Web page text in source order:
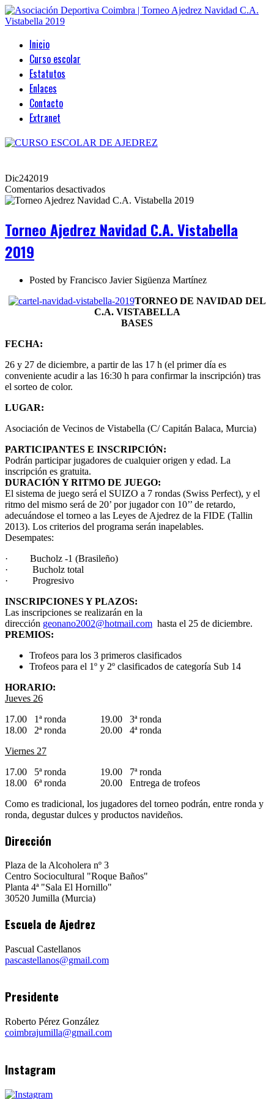
Inicio
Curso escolar
Estatutos
Enlaces
Contacto
Extranet
Dic242019
Comentarios desactivadosen
Torneo
C.A.
Torneo Ajedrez Navidad C.A. Vistabella
2019
Posted by Francisco Javier Sigüenza Martínez
TORNEO DE NAVIDAD DEL
C.A. VISTABELLA
BASES
FECHA:
26 y 27 de diciembre, a partir de las 17 h (el primer día es
conveniente acudir a las 16:30 h para confirmar la inscripción) tras
el sorteo de color.
LUGAR:
Asociación de Vecinos de Vistabella (C/ Capitán Balaca, Murcia)
PARTICIPANTES E INSCRIPCIÓN:
Podrán participar jugadores de cualquier origen y edad. La
inscripción es gratuita.
DURACIÓN Y RITMO DE JUEGO:
El sistema de juego será el SUIZO a 7 rondas (Swiss Perfect), y el
ritmo del mismo será de 20’ por jugador con 10’’ de retardo,
adecuándose el torneo a las Leyes de Ajedrez de la FIDE (Tallin
2013). Los criterios del programa serán inapelables.
Desempates:
· Bucholz -1 (Brasileño)
· Bucholz total
· Progresivo
INSCRIPCIONES Y PLAZOS:
Las inscripciones se realizarán en la
dirección geonano2002@hotmail.com hasta el 25 de diciembre.
PREMIOS:
Trofeos para los 3 primeros clasificados
Trofeos para el 1º y 2º clasificados de categoría Sub 14
HORARIO:
Jueves 26
17.00 1ª ronda 19.00 3ª ronda
18.00 2ª ronda 20.00 4ª ronda
Viernes 27
17.00 5ª ronda 19.00 7ª ronda
18.00 6ª ronda 20.00 Entrega de trofeos
Como es tradicional, los jugadores del torneo podrán, entre ronda y
ronda, degustar dulces y productos navideños.
Dirección
Plaza de la Alcoholera nº 3
Centro Sociocultural "Roque Baños"
Planta 4ª "Sala El Hornillo"
30520 Jumilla (Murcia)
Escuela de Ajedrez
Pascual Castellanos
pascastellanos@gmail.com
Presidente
Roberto Pérez González
coimbrajumilla@gmail.com
Instagram